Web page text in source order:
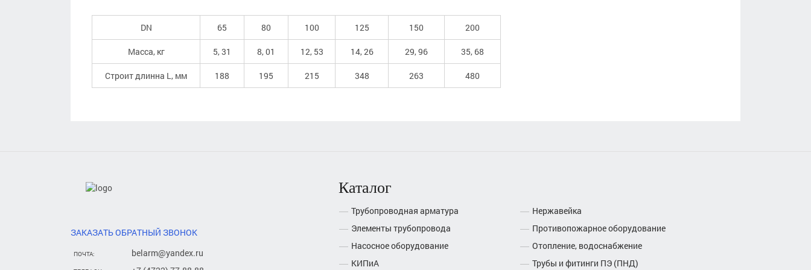
DN 65 80 100 125 150 200
Масса, кг 5, 31 8, 01 12, 53 14, 26 29, 96 35, 68
Строит длинна L, мм 188 195 215 348 263 480
ЗАКАЗАТЬ ОБРАТНЫЙ ЗВОНОК
ПОЧТА: belarm@yandex.ru
Каталог
Трубопроводная арматура
Нержавейка
Элементы трубопровода
Противопожарное оборудование
Насосное оборудование
Отопление, водоснабжение
КИПиА
Трубы и фитинги ПЭ (ПНД)